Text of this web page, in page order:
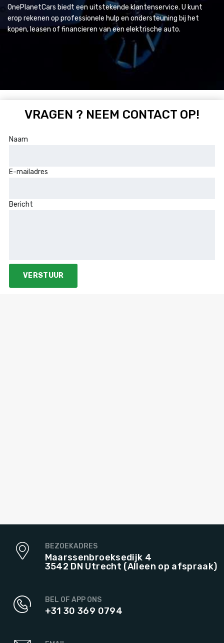
OnePlanetCars biedt een uitstekende klantenservice. U kunt
erop rekenen op professionele hulp en ondersteuning bij het
kopen, leasen of financieren van een elektrische auto.
VRAGEN ? NEEM CONTACT OP!
Naam
E-mailadres
Bericht
BEZOEKADRES
Maarssenbroeksedijk 4
3542 DN Utrecht (Alleen op afspraak)
BEL OF APP ONS
+31 30 369 0794